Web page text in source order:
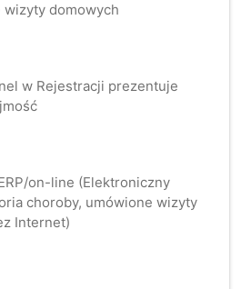
wizyty domowych
w Rejestracji prezentuje
on-line (Elektroniczny
choroby, umówione wizyty
Internet)